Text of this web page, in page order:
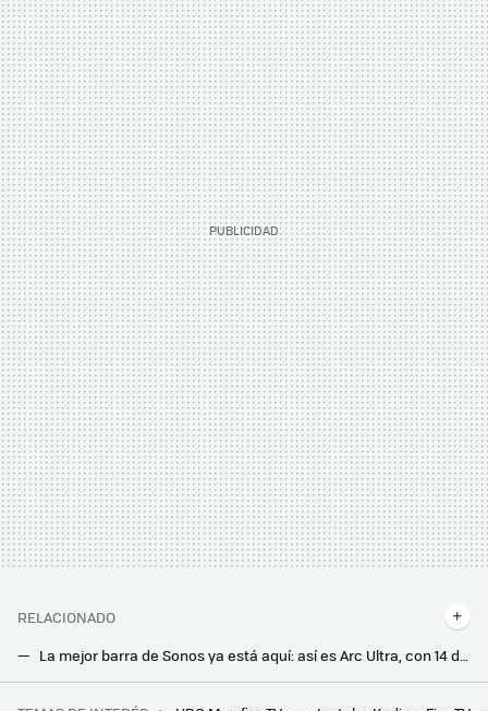
RELACIONADO
La nueva barra de sonido de Dynaudio quiere conquistar a los amantes del cine en casa: con Dolby Atmos y un tamaño descomunal